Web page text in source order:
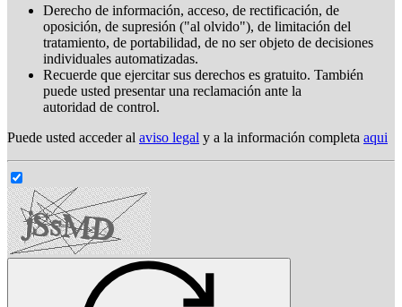
Derecho de información, acceso, de rectificación, de
oposición, de supresión ("al olvido"), de limitación del
tratamiento, de portabilidad, de no ser objeto de decisiones
individuales automatizadas.
Recuerde que ejercitar sus derechos es gratuito. También
puede usted presentar una reclamación ante la
autoridad de control.
Puede usted acceder al aviso legal y a la información completa aqui